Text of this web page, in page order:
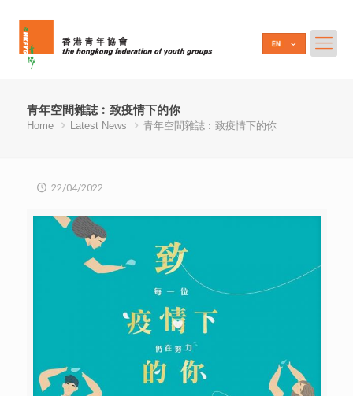
青年空間雜誌︰致疫情下的你
Home Latest News 青年空間雜誌︰致疫情下的你
22/04/2022